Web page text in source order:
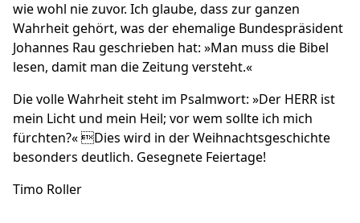
wie wohl nie zuvor. Ich glaube, dass zur ganzen
Wahrheit gehört, was der ehemalige Bundespräsident
Johannes Rau geschrieben hat: »Man muss die Bibel
lesen, damit man die Zeitung versteht.«
Die volle Wahrheit steht im Psalmwort: »Der HERR ist
mein Licht und mein Heil; vor wem sollte ich mich
fürchten?« Dies wird in der Weihnachtsgeschichte
besonders deutlich. Gesegnete Feiertage!
Timo Roller